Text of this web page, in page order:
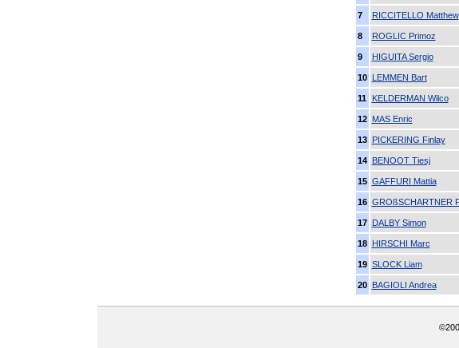
7 RICCITELLO Matthew
8 ROGLIC Primoz
9 HIGUITA Sergio
10 LEMMEN Bart
11 KELDERMAN Wilco
12 MAS Enric
13 PICKERING Finlay
14 BENOOT Tiesj
15 GAFFURI Mattia
16 GROßSCHARTNER
17 DALBY Simon
18 HIRSCHI Marc
19 SLOCK Liam
20 BAGIOLI Andrea